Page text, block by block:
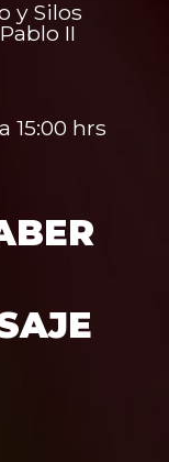
y Silos
II
15:00 hrs